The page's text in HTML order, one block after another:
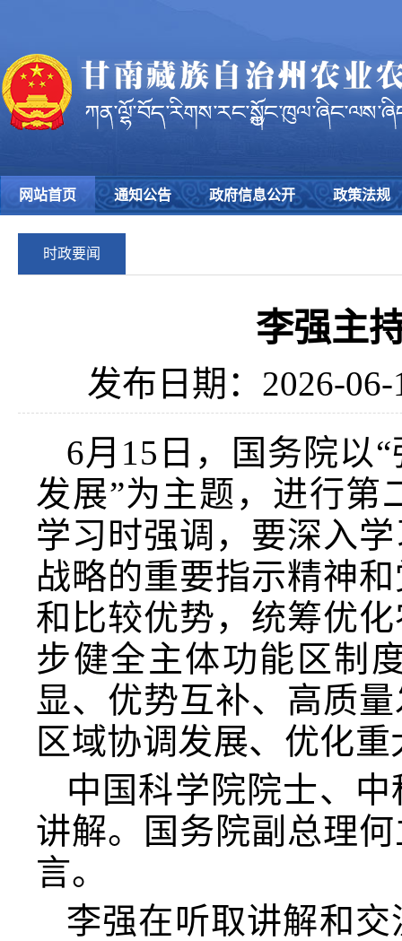
网站首页 通知公告 政府信息公开 政策法规
时政要闻
李强主
发布日期：2026-
6月15日，国务院以
发展”为主题，进行第
学习时强调，要深入
战略的重要指示精神
和比较优势，统筹优
步健全主体功能区制
显、优势互补、高质
区域协调发展、优化
中国科学院院士、
讲解。国务院副总理
言。
李强在听取讲解和